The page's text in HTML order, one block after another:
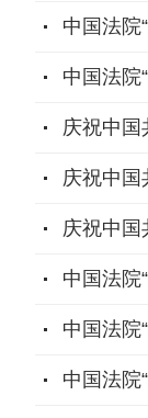
中国法
中国法
庆祝中国
庆祝中国
庆祝中国
中国法
中国法院
中国法院